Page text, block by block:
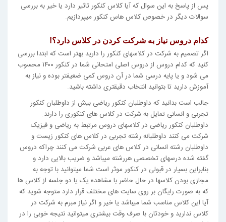
پس از پاسخ به این سوال که آیا کلاس کنکور تاثیر دارد یا خیر به بررسی
سوالات دیگر در خصوص کلاس هاس کنکور میپردازیم.
کدام دروس نیاز به شرکت کردن در کلاس دارد؟!
اگر تصمیم به شرکت در کلاسهای کنکور را دارید بهتر است که ابتدا بررسی
کنید که کدام دروس از دروس اصلی امتحانی شما در کنکور ۱۴۰۰ محسوب
می شود و یا پایه درسی شما در آن دروس کمی ضعیف­تر بوده و نیاز به
آموزش دارید تا بتوانید انتخاب دقیق­تری داشته باشید.
جالب است بدانید که داوطلبان کنکور ریاضی بیش از داوطلبان کنکور
تجربی و انسانی تمایل به شرکت در کلاس های کنکوری را دارند.
داوطلبان کنکور ریاضی در کلاسهای دروس مرتبط به ریاضی و فیزیک
شرکت می کنند داوطلبانه رشته تجربی در کلاس های کنکور زیست و
داوطلبان رشته انسانی در کلاس های عربی شرکت می کنند چراکه دروس
گفته شده درس­های تخصصی هررشته می­باشد و ضریب بالایی دارد و
بنابراین بسیار در قبولی در کنکور موثر است شما می­توانید با توجه به
مجازی بودن کلاس­ها در حال حاضر با مشاهده یک یا دو جلسه از کلاس ها
که به صورت رایگان بر روی سایت های مختلف قرار دارد متوجه شوید که
آیا این کلاس مناسب شما می­باشد یا خیر و اگر نیاز مبرم به شرکت در
کلاس ندارید و خودتان با صرف وقت بیشتری می­توانید نتیجه خوبی را در